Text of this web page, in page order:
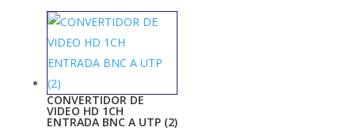
CONVERTIDOR DE
VIDEO HD 1CH
ENTRADA BNC A UTP (2)